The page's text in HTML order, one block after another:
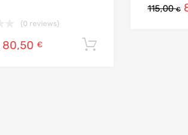
(0 reviews)
80,50€
115,00€